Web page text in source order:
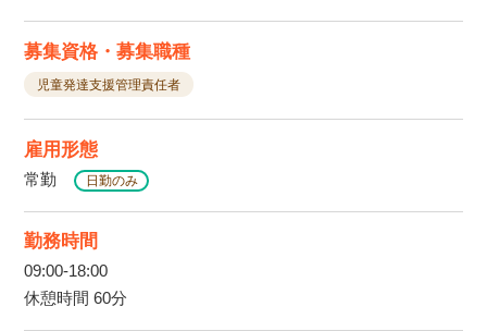
募集資格・募集職種
児童発達支援管理責任者
雇用形態
常勤 日勤のみ
勤務時間
09:00-18:00
休憩時間 60分